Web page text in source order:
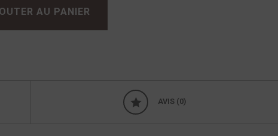
AU PANIER
AVIS (0)